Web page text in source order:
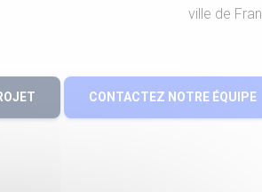
ville de
CONTACTEZ NOTRE ÉQUIPE